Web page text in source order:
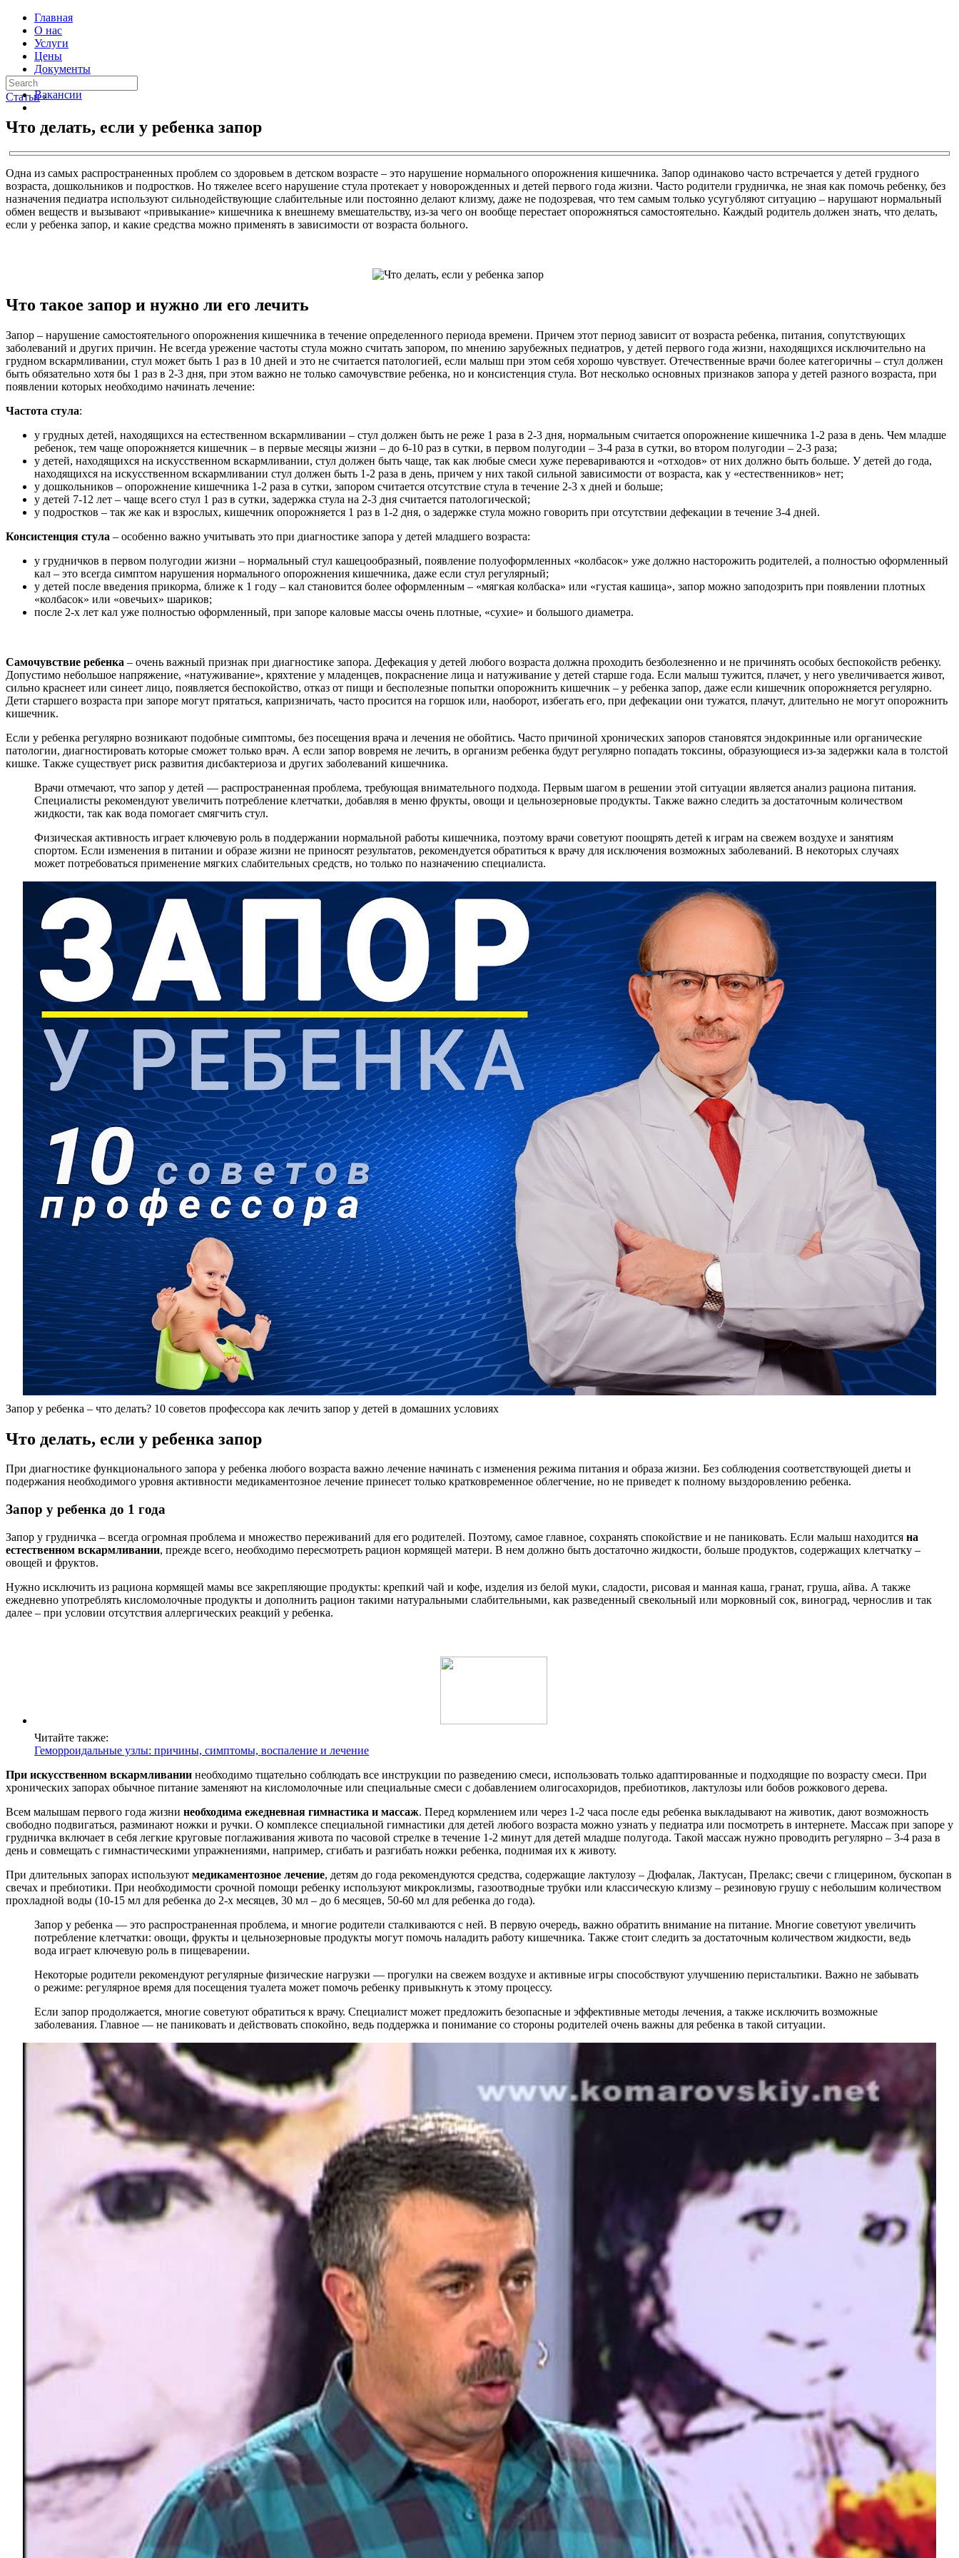
Главная
О нас
Услуги
Цены
Документы
Контакты
Вакансии
Статьи ›
Что делать, если у ребенка запор
Одна из самых распространенных проблем со здоровьем в детском возрасте – это нарушение нормального опорожнения кишечника. Запор одинаково часто встречается у детей грудного
возраста, дошкольников и подростков. Но тяжелее всего нарушение стула протекает у новорожденных и детей первого года жизни. Часто родители грудничка, не зная как помочь ребенку, без
назначения педиатра используют сильнодействующие слабительные или постоянно делают клизму, даже не подозревая, что тем самым только усугубляют ситуацию – нарушают нормальный
обмен веществ и вызывают «привыкание» кишечника к внешнему вмешательству, из-за чего он вообще перестает опорожняться самостоятельно. Каждый родитель должен знать, что делать,
если у ребенка запор, и какие средства можно применять в зависимости от возраста больного.
Что такое запор и нужно ли его лечить
Запор – нарушение самостоятельного опорожнения кишечника в течение определенного периода времени. Причем этот период зависит от возраста ребенка, питания, сопутствующих
заболеваний и других причин. Не всегда урежение частоты стула можно считать запором, по мнению зарубежных педиатров, у детей первого года жизни, находящихся исключительно на
грудном вскармливании, стул может быть 1 раз в 10 дней и это не считается патологией, если малыш при этом себя хорошо чувствует. Отечественные врачи более категоричны – стул должен
быть обязательно хотя бы 1 раз в 2-3 дня, при этом важно не только самочувствие ребенка, но и консистенция стула. Вот несколько основных признаков запора у детей разного возраста, при
появлении которых необходимо начинать лечение:
Частота стула:
у грудных детей, находящихся на естественном вскармливании – стул должен быть не реже 1 раза в 2-3 дня, нормальным считается опорожнение кишечника 1-2 раза в день. Чем младше
ребенок, тем чаще опорожняется кишечник – в первые месяцы жизни – до 6-10 раз в сутки, в первом полугодии – 3-4 раза в сутки, во втором полугодии – 2-3 раза;
у детей, находящихся на искусственном вскармливании, стул должен быть чаще, так как любые смеси хуже перевариваются и «отходов» от них должно быть больше. У детей до года,
находящихся на искусственном вскармливании стул должен быть 1-2 раза в день, причем у них такой сильной зависимости от возраста, как у «естественников» нет;
у дошкольников – опорожнение кишечника 1-2 раза в сутки, запором считается отсутствие стула в течение 2-3 х дней и больше;
у детей 7-12 лет – чаще всего стул 1 раз в сутки, задержка стула на 2-3 дня считается патологической;
у подростков – так же как и взрослых, кишечник опорожняется 1 раз в 1-2 дня, о задержке стула можно говорить при отсутствии дефекации в течение 3-4 дней.
Консистенция стула – особенно важно учитывать это при диагностике запора у детей младшего возраста:
у грудничков в первом полугодии жизни – нормальный стул кашецообразный, появление полуоформленных «колбасок» уже должно насторожить родителей, а полностью оформленный
кал – это всегда симптом нарушения нормального опорожнения кишечника, даже если стул регулярный;
у детей после введения прикорма, ближе к 1 году – кал становится более оформленным – «мягкая колбаска» или «густая кашица», запор можно заподозрить при появлении плотных
«колбасок» или «овечьих» шариков;
после 2-х лет кал уже полностью оформленный, при запоре каловые массы очень плотные, «сухие» и большого диаметра.
Самочувствие ребенка – очень важный признак при диагностике запора. Дефекация у детей любого возраста должна проходить безболезненно и не причинять особых беспокойств ребенку.
Допустимо небольшое напряжение, «натуживание», кряхтение у младенцев, покраснение лица и натуживание у детей старше года. Если малыш тужится, плачет, у него увеличивается живот,
сильно краснеет или синеет лицо, появляется беспокойство, отказ от пищи и бесполезные попытки опорожнить кишечник – у ребенка запор, даже если кишечник опорожняется регулярно.
Дети старшего возраста при запоре могут прятаться, капризничать, часто просится на горшок или, наоборот, избегать его, при дефекации они тужатся, плачут, длительно не могут опорожнить
кишечник.
Если у ребенка регулярно возникают подобные симптомы, без посещения врача и лечения не обойтись. Часто причиной хронических запоров становятся эндокринные или органические
патологии, диагностировать которые сможет только врач. А если запор вовремя не лечить, в организм ребенка будут регулярно попадать токсины, образующиеся из-за задержки кала в толстой
кишке. Также существует риск развития дисбактериоза и других заболеваний кишечника.
Врачи отмечают, что запор у детей — распространенная проблема, требующая внимательного подхода. Первым шагом в решении этой ситуации является анализ рациона питания.
Специалисты рекомендуют увеличить потребление клетчатки, добавляя в меню фрукты, овощи и цельнозерновые продукты. Также важно следить за достаточным количеством
жидкости, так как вода помогает смягчить стул.
Физическая активность играет ключевую роль в поддержании нормальной работы кишечника, поэтому врачи советуют поощрять детей к играм на свежем воздухе и занятиям
спортом. Если изменения в питании и образе жизни не приносят результатов, рекомендуется обратиться к врачу для исключения возможных заболеваний. В некоторых случаях
может потребоваться применение мягких слабительных средств, но только по назначению специалиста.
Запор у ребенка – что делать? 10 советов профессора как лечить запор у детей в домашних условиях
Что делать, если у ребенка запор
При диагностике функционального запора у ребенка любого возраста важно лечение начинать с изменения режима питания и образа жизни. Без соблюдения соответствующей диеты и
подержания необходимого уровня активности медикаментозное лечение принесет только кратковременное облегчение, но не приведет к полному выздоровлению ребенка.
Запор у ребенка до 1 года
Запор у грудничка – всегда огромная проблема и множество переживаний для его родителей. Поэтому, самое главное, сохранять спокойствие и не паниковать. Если малыш находится на
естественном вскармливании, прежде всего, необходимо пересмотреть рацион кормящей матери. В нем должно быть достаточно жидкости, больше продуктов, содержащих клетчатку –
овощей и фруктов.
Нужно исключить из рациона кормящей мамы все закрепляющие продукты: крепкий чай и кофе, изделия из белой муки, сладости, рисовая и манная каша, гранат, груша, айва. А также
ежедневно употреблять кисломолочные продукты и дополнить рацион такими натуральными слабительными, как разведенный свекольный или морковный сок, виноград, чернослив и так
далее – при условии отсутствия аллергических реакций у ребенка.
Читайте также:
Геморроидальные узлы: причины, симптомы, воспаление и лечение
При искусственном вскармливании необходимо тщательно соблюдать все инструкции по разведению смеси, использовать только адаптированные и подходящие по возрасту смеси. При
хронических запорах обычное питание заменяют на кисломолочные или специальные смеси с добавлением олигосахоридов, пребиотиков, лактулозы или бобов рожкового дерева.
Всем малышам первого года жизни необходима ежедневная гимнастика и массаж. Перед кормлением или через 1-2 часа после еды ребенка выкладывают на животик, дают возможность
свободно подвигаться, разминают ножки и ручки. О комплексе специальной гимнастики для детей любого возраста можно узнать у педиатра или посмотреть в интернете. Массаж при запоре у
грудничка включает в себя легкие круговые поглаживания живота по часовой стрелке в течение 1-2 минут для детей младше полугода. Такой массаж нужно проводить регулярно – 3-4 раза в
день и совмещать с гимнастическими упражнениями, например, сгибать и разгибать ножки ребенка, поднимая их к животу.
При длительных запорах используют медикаментозное лечение, детям до года рекомендуются средства, содержащие лактулозу – Дюфалак, Лактусан, Прелакс; свечи с глицерином, бускопан в
свечах и пребиотики. При необходимости срочной помощи ребенку используют микроклизмы, газоотводные трубки или классическую клизму – резиновую грушу с небольшим количеством
прохладной воды (10-15 мл для ребенка до 2-х месяцев, 30 мл – до 6 месяцев, 50-60 мл для ребенка до года).
Запор у ребенка — это распространенная проблема, и многие родители сталкиваются с ней. В первую очередь, важно обратить внимание на питание. Многие советуют увеличить
потребление клетчатки: овощи, фрукты и цельнозерновые продукты могут помочь наладить работу кишечника. Также стоит следить за достаточным количеством жидкости, ведь
вода играет ключевую роль в пищеварении.
Некоторые родители рекомендуют регулярные физические нагрузки — прогулки на свежем воздухе и активные игры способствуют улучшению перистальтики. Важно не забывать
о режиме: регулярное время для посещения туалета может помочь ребенку привыкнуть к этому процессу.
Если запор продолжается, многие советуют обратиться к врачу. Специалист может предложить безопасные и эффективные методы лечения, а также исключить возможные
заболевания. Главное — не паниковать и действовать спокойно, ведь поддержка и понимание со стороны родителей очень важны для ребенка в такой ситуации.